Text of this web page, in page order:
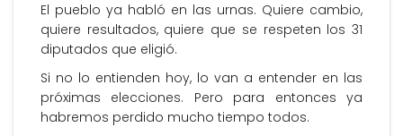
El pueblo ya habló en las urnas. Quiere cambio,
quiere resultados, quiere que se respeten los 31
diputados que eligió.
Si no lo entienden hoy, lo van a entender en las
próximas elecciones. Pero para entonces ya
habremos perdido mucho tiempo todos.